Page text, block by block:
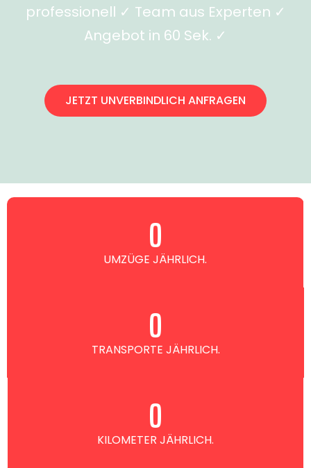
professionell ✓ Team aus Experten ✓
Angebot in 60 Sek. ✓
JETZT UNVERBINDLICH ANFRAGEN
UMZÜGE JÄHRLICH.
0
TRANSPORTE JÄHRLICH.
0
KILOMETER JÄHRLICH.
0